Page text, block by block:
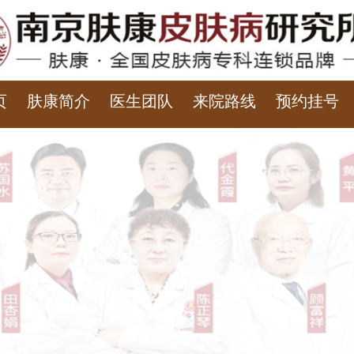
肤康简介 医生团队 来院路线 预约挂号